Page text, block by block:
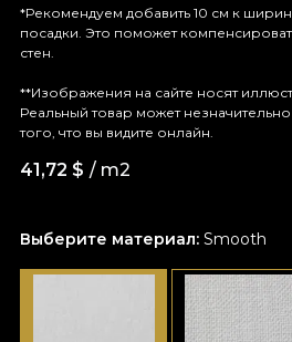
Выберите материал: Smooth
*Рекомендуем добавить 10 см к
посадки. Это поможет
стен.
**Изображения на сайте носят
Реальный товар может незначительно
того, что вы видите онлайн.
41,72 $ / m2